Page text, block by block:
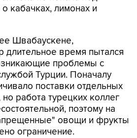
кабачках, лимонах и
Швабаускене,
длительное время пытался
проблемы с
Турции. Поначалу
поставки отдельных
работа турецких коллег
поэтому на
овощи и фрукты
ограничение.